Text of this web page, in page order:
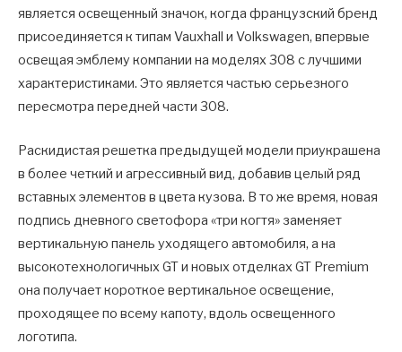
является освещенный значок, когда французский бренд
присоединяется к типам Vauxhall и Volkswagen, впервые
освещая эмблему компании на моделях 308 с лучшими
характеристиками. Это является частью серьезного
пересмотра передней части 308.
Раскидистая решетка предыдущей модели приукрашена
в более четкий и агрессивный вид, добавив целый ряд
вставных элементов в цвета кузова. В то же время, новая
подпись дневного светофора «три когтя» заменяет
вертикальную панель уходящего автомобиля, а на
высокотехнологичных GT и новых отделках GT Premium
она получает короткое вертикальное освещение,
проходящее по всему капоту, вдоль освещенного
логотипа.